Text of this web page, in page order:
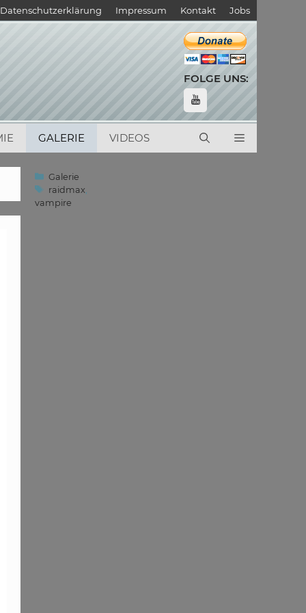
Datenschutzerklärung Impressum Kontakt Jobs
FOLGE UNS:
GALERIE VIDEOS
Kategorien
Galerie
Schlagwörter
raidmax
vampire